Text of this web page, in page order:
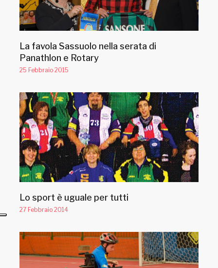
La favola Sassuolo nella serata di
Panathlon e Rotary
25 Febbraio 2015
Lo sport è uguale per tutti
27 Febbraio 2014